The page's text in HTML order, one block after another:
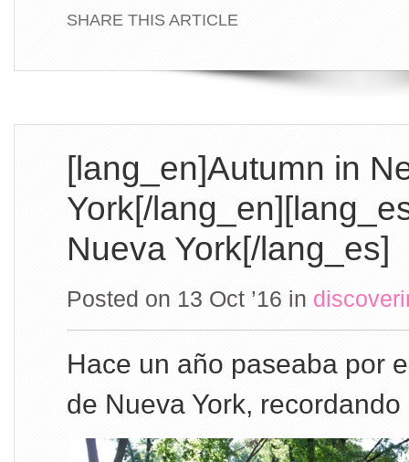
SHARE THIS ARTICLE
[lang_en]Autumn in
York[/
Nueva York[/lang_es]
Posted on 13 Oct ’16 in
Hace un año paseaba por
de Nueva York,